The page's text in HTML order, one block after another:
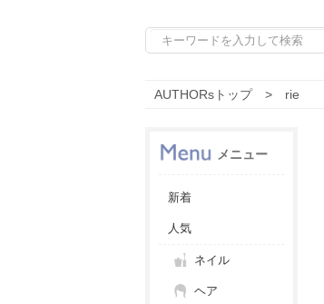
AUTHORsトップ rie
メニュー
新着
人気
ネイル
ヘア